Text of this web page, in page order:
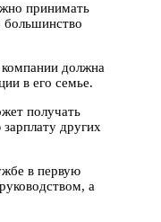
принимать
большинство
компании должна
в его семье.
получать
других
в первую
а